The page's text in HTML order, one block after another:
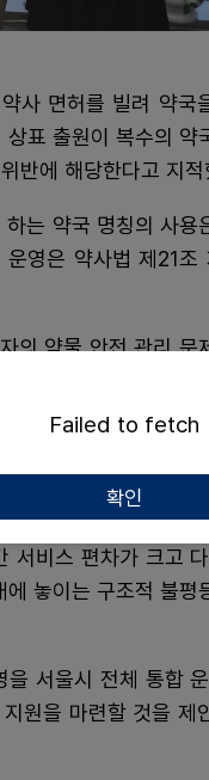
사 면허를 빌려 약국
표 출원이 복수의 약
반에 해당한다고 지적
는 약국 명칭의 사용
영은 약사법 제21조
의 약물 안전 관리 문
달하는 것으로 추산
로 인한 건강 악화 및
서비스 편차가 크고
놓이는 구조적 불평
서울시 전체 통합
원을 마련할 것을 제
Failed to fetch
확인